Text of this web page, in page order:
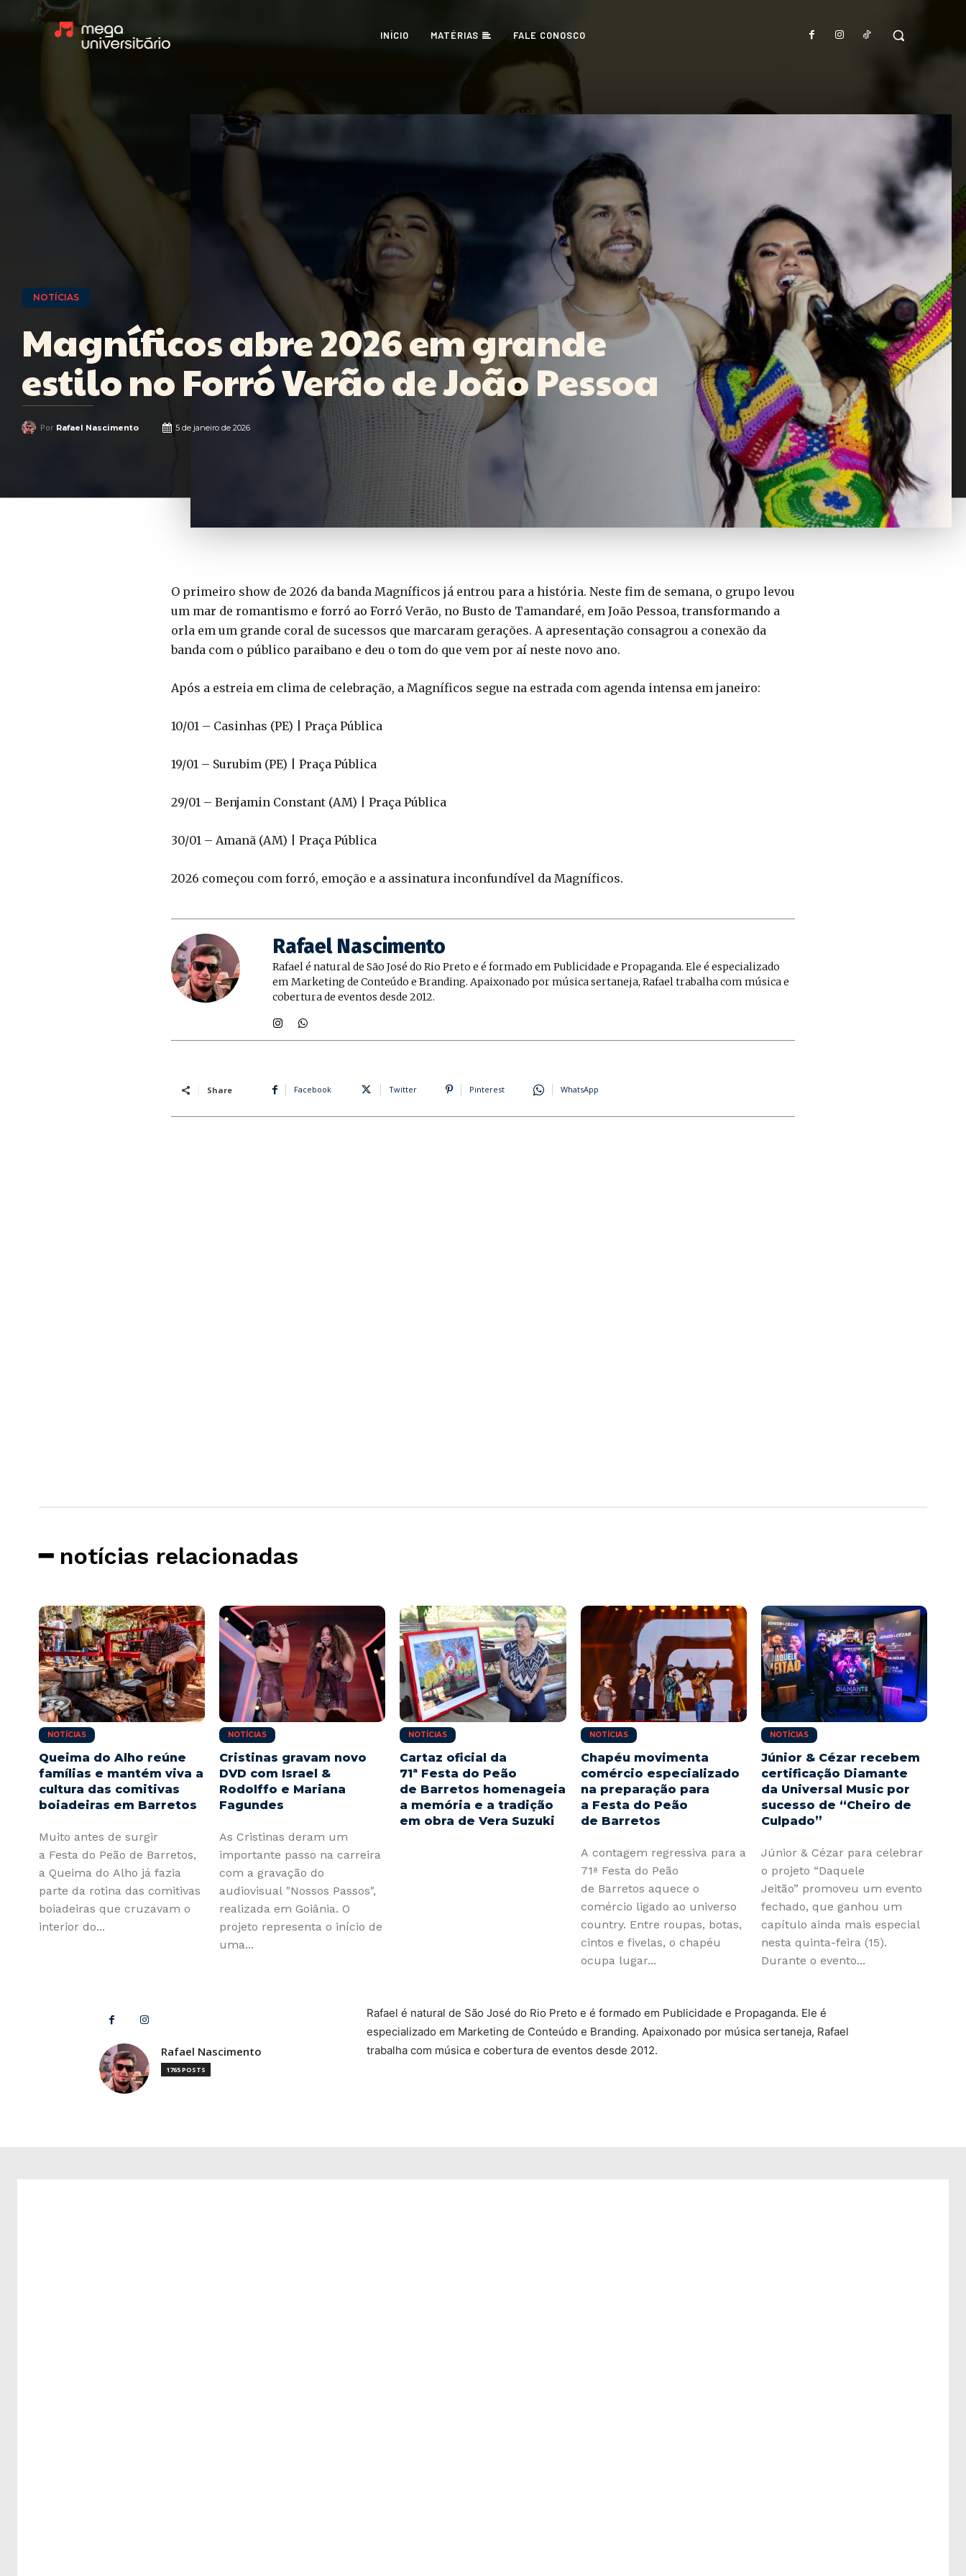
INÍCIO MATÉRIAS FALE CONOSCO
NOTÍCIAS
Magníficos abre 2026 em grande
estilo no Forró Verão de João Pessoa
Por Rafael Nascimento 5 de janeiro de 2026
O primeiro show de 2026 da banda Magníficos já entrou para a história. Neste fim de semana, o grupo levou
um mar de romantismo e forró ao Forró Verão, no Busto de Tamandaré, em João Pessoa, transformando a
orla em um grande coral de sucessos que marcaram gerações. A apresentação consagrou a conexão da
banda com o público paraibano e deu o tom do que vem por aí neste novo ano.
Após a estreia em clima de celebração, a Magníficos segue na estrada com agenda intensa em janeiro:
10/01 – Casinhas (PE) | Praça Pública
19/01 – Surubim (PE) | Praça Pública
29/01 – Benjamin Constant (AM) | Praça Pública
30/01 – Amanã (AM) | Praça Pública
2026 começou com forró, emoção e a assinatura inconfundível da Magníficos.
Rafael Nascimento
Rafael é natural de São José do Rio Preto e é formado em Publicidade e Propaganda. Ele é especializado
em Marketing de Conteúdo e Branding. Apaixonado por música sertaneja, Rafael trabalha com música e
cobertura de eventos desde 2012.
Share Facebook Twitter Pinterest WhatsApp
━ notícias relacionadas
NOTÍCIAS
Queima do Alho reúne
famílias e mantém viva a
cultura das comitivas
boiadeiras em Barretos
Muito antes de surgir
a Festa do Peão de Barretos,
a Queima do Alho já fazia
parte da rotina das comitivas
boiadeiras que cruzavam o
interior do...
NOTÍCIAS
Cristinas gravam novo
DVD com Israel &
Rodolffo e Mariana
Fagundes
As Cristinas deram um
importante passo na carreira
com a gravação do
audiovisual "Nossos Passos",
realizada em Goiânia. O
projeto representa o início de
uma...
NOTÍCIAS
Cartaz oficial da
71ª Festa do Peão
de Barretos homenageia
a memória e a tradição
em obra de Vera Suzuki
NOTÍCIAS
Chapéu movimenta
comércio especializado
na preparação para
a Festa do Peão
de Barretos
A contagem regressiva para a
71ª Festa do Peão
de Barretos aquece o
comércio ligado ao universo
country. Entre roupas, botas,
cintos e fivelas, o chapéu
ocupa lugar...
NOTÍCIAS
Júnior & Cézar recebem
certificação Diamante
da Universal Music por
sucesso de “Cheiro de
Culpado”
Júnior & Cézar para celebrar
o projeto “Daquele
Jeitão” promoveu um evento
fechado, que ganhou um
capítulo ainda mais especial
nesta quinta-feira (15).
Durante o evento...
Rafael Nascimento
1765 POSTS
Rafael é natural de São José do Rio Preto e é formado em Publicidade e Propaganda. Ele é
especializado em Marketing de Conteúdo e Branding. Apaixonado por música sertaneja, Rafael
trabalha com música e cobertura de eventos desde 2012.